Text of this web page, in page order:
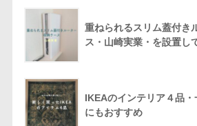
重ねられるスリム蓋付き
ス・山崎実業・を設置し
IKEAのインテリア４品
にもおすすめ